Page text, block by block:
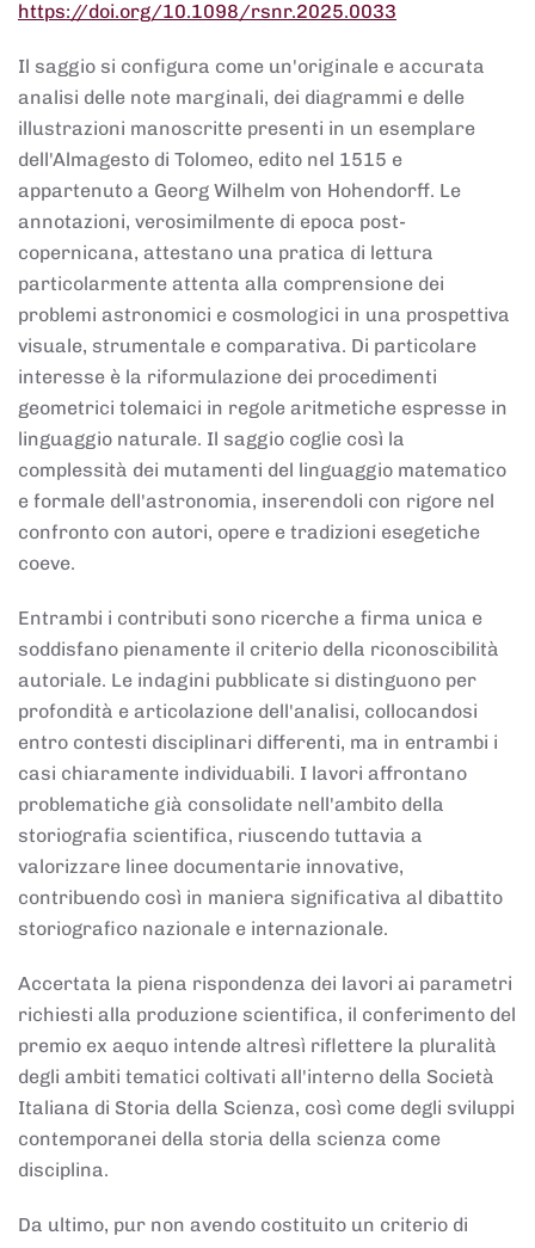
https://doi.org/10.1098/rsnr.2025.0033
Il saggio si configura come un'originale e accurata
analisi delle note marginali, dei diagrammi e delle
illustrazioni manoscritte presenti in un esemplare
dell'Almagesto di Tolomeo, edito nel 1515 e
appartenuto a Georg Wilhelm von Hohendorff. Le
annotazioni, verosimilmente di epoca post-
copernicana, attestano una pratica di lettura
particolarmente attenta alla comprensione dei
problemi astronomici e cosmologici in una prospettiva
visuale, strumentale e comparativa. Di particolare
interesse è la riformulazione dei procedimenti
geometrici tolemaici in regole aritmetiche espresse in
linguaggio naturale. Il saggio coglie così la
complessità dei mutamenti del linguaggio matematico
e formale dell'astronomia, inserendoli con rigore nel
confronto con autori, opere e tradizioni esegetiche
coeve.
Entrambi i contributi sono ricerche a firma unica e
soddisfano pienamente il criterio della riconoscibilità
autoriale. Le indagini pubblicate si distinguono per
profondità e articolazione dell'analisi, collocandosi
entro contesti disciplinari differenti, ma in entrambi i
casi chiaramente individuabili. I lavori affrontano
problematiche già consolidate nell'ambito della
storiografia scientifica, riuscendo tuttavia a
valorizzare linee documentarie innovative,
contribuendo così in maniera significativa al dibattito
storiografico nazionale e internazionale.
Accertata la piena rispondenza dei lavori ai parametri
richiesti alla produzione scientifica, il conferimento del
premio ex aequo intende altresì riflettere la pluralità
degli ambiti tematici coltivati all'interno della Società
Italiana di Storia della Scienza, così come degli sviluppi
contemporanei della storia della scienza come
disciplina.
Da ultimo, pur non avendo costituito un criterio di